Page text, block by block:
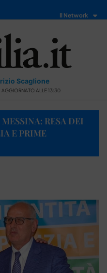
Il Network
Scaglione
ALLE 13:30
RESA DEI
E PRIME